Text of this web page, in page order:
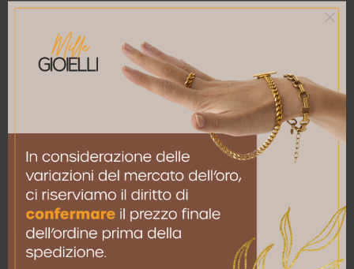
La tua recensione*
Nome*
Email *